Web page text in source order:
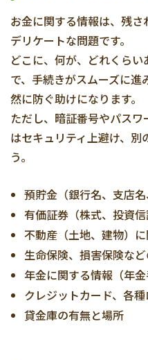
お金に関する情報は、残
デリケートな問題です。
どこに、何が、どれくら
で、手続きがスムーズに
然に防ぐ助けになります。
ただし、暗証番号やパス
はセキュリティ上避け、別
う。
預貯金（銀行名、支店名
有価証券（株式、投資信
不動産（土地、建物）
生命保険、損害保険な
年金に関する情報（年金
クレジットカード、各
貸金庫の有無と場所